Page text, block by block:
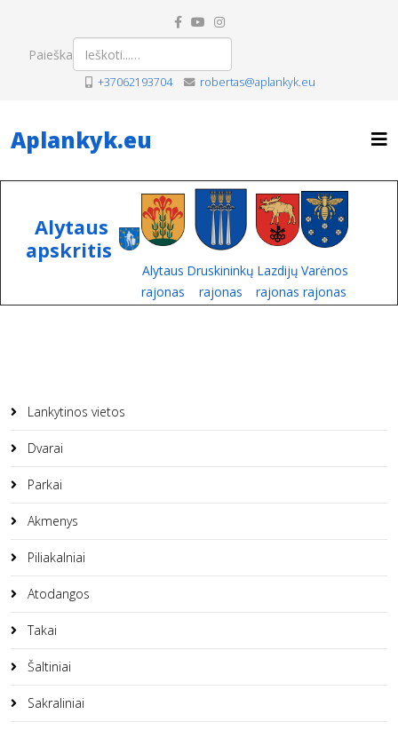
Paieška
+37062193704 robertas@aplankyk.eu
Aplankyk.eu
Alytaus
apskritis
Alytaus
rajonas
Druskininkų
rajonas
Lazdijų
rajonas
Varėnos
rajonas
Lankytinos vietos
Dvarai
Parkai
Akmenys
Piliakalniai
Atodangos
Takai
Šaltiniai
Sakraliniai